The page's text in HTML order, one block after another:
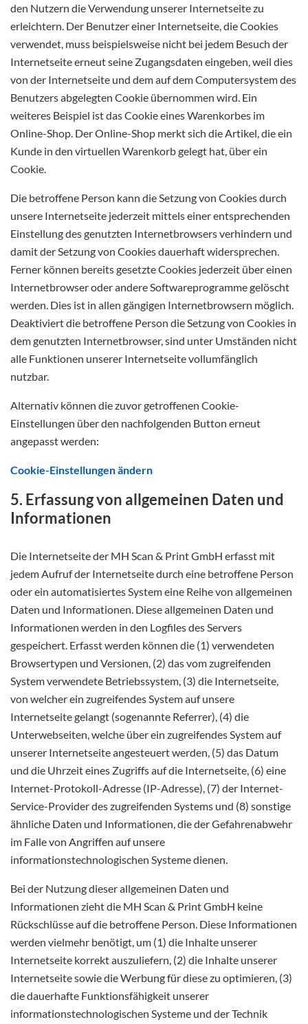
den Nutzern die Verwendung unserer Internetseite zu
erleichtern. Der Benutzer einer Internetseite, die Cookies
verwendet, muss beispielsweise nicht bei jedem Besuch der
Internetseite erneut seine Zugangsdaten eingeben, weil dies
von der Internetseite und dem auf dem Computersystem des
Benutzers abgelegten Cookie übernommen wird. Ein
weiteres Beispiel ist das Cookie eines Warenkorbes im
Online-Shop. Der Online-Shop merkt sich die Artikel, die ein
Kunde in den virtuellen Warenkorb gelegt hat, über ein
Cookie.
Die betroffene Person kann die Setzung von Cookies durch
unsere Internetseite jederzeit mittels einer entsprechenden
Einstellung des genutzten Internetbrowsers verhindern und
damit der Setzung von Cookies dauerhaft widersprechen.
Ferner können bereits gesetzte Cookies jederzeit über einen
Internetbrowser oder andere Softwareprogramme gelöscht
werden. Dies ist in allen gängigen Internetbrowsern möglich.
Deaktiviert die betroffene Person die Setzung von Cookies in
dem genutzten Internetbrowser, sind unter Umständen nicht
alle Funktionen unserer Internetseite vollumfänglich
nutzbar.
Alternativ können die zuvor getroffenen Cookie-
Einstellungen über den nachfolgenden Button erneut
angepasst werden:
Cookie-Einstellungen ändern
5. Erfassung von allgemeinen Daten und
Informationen
Die Internetseite der MH Scan & Print GmbH erfasst mit
jedem Aufruf der Internetseite durch eine betroffene Person
oder ein automatisiertes System eine Reihe von allgemeinen
Daten und Informationen. Diese allgemeinen Daten und
Informationen werden in den Logfiles des Servers
gespeichert. Erfasst werden können die (1) verwendeten
Browsertypen und Versionen, (2) das vom zugreifenden
System verwendete Betriebssystem, (3) die Internetseite,
von welcher ein zugreifendes System auf unsere
Internetseite gelangt (sogenannte Referrer), (4) die
Unterwebseiten, welche über ein zugreifendes System auf
unserer Internetseite angesteuert werden, (5) das Datum
und die Uhrzeit eines Zugriffs auf die Internetseite, (6) eine
Internet-Protokoll-Adresse (IP-Adresse), (7) der Internet-
Service-Provider des zugreifenden Systems und (8) sonstige
ähnliche Daten und Informationen, die der Gefahrenabwehr
im Falle von Angriffen auf unsere
informationstechnologischen Systeme dienen.
Bei der Nutzung dieser allgemeinen Daten und
Informationen zieht die MH Scan & Print GmbH keine
Rückschlüsse auf die betroffene Person. Diese Informationen
werden vielmehr benötigt, um (1) die Inhalte unserer
Internetseite korrekt auszuliefern, (2) die Inhalte unserer
Internetseite sowie die Werbung für diese zu optimieren, (3)
die dauerhafte Funktionsfähigkeit unserer
informationstechnologischen Systeme und der Technik